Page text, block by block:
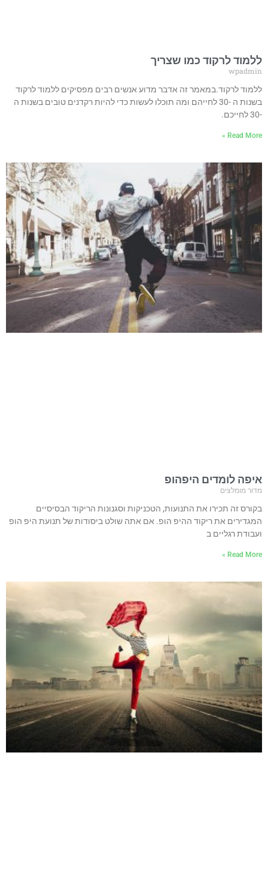
ללמוד לרקוד כמו שצריך
wpadmin
ללמוד לרקוד.במאמר זה אדבר מדוע אנשים רבים מפסיקים ללמוד לרקוד
בשנות ה -30 לחייהם ומה תוכלו לעשות כדי להיות רקדנים טובים בשנות ה
-30 לחייכם.
Read More »
איפה לומדים היפהופ
מדור מומלצים
בקורס זה תכירו את התנועות, הטכניקות וסגנונות הריקוד הבסיסיים
המגדירים את ריקוד ההיפ הופ. אם אתה שולט ביסודות של תנועת היפ הופ
ועבודת רגליים ב
Read More »